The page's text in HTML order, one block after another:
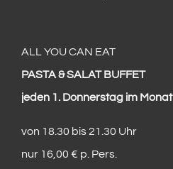
ALL YOU CAN EAT
PASTA & SALAT BUFFET
jeden 1. Donnerstag im Monat
von 18.30 bis 21.30 Uhr
nur 16,00 € p. Pers.